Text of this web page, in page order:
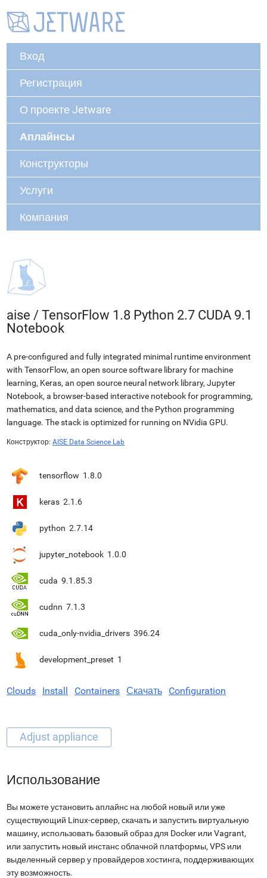
Вход
Регистрация
О проекте Jetware
Аплайнсы
Конструкторы
Услуги
Компания
aise / TensorFlow 1.8 Python 2.7 CUDA 9.1
Notebook
A pre-configured and fully integrated minimal runtime environment
with TensorFlow, an open source software library for machine
learning, Keras, an open source neural network library, Jupyter
Notebook, a browser-based interactive notebook for programming,
mathematics, and data science, and the Python programming
language. The stack is optimized for running on NVidia GPU.
Конструктор: AISE Data Science Lab
tensorflow 1.8.0
keras 2.1.6
python 2.7.14
jupyter_notebook 1.0.0
cuda 9.1.85.3
cudnn 7.1.3
cuda_only-nvidia_drivers 396.24
development_preset 1
Clouds Install Containers Скачать Configuration
Использование
Вы можете установить аплайнс на любой новый или уже
существующий Linux-сервер, скачать и запустить виртуальную
машину, использовать базовый образ для Docker или Vagrant,
или запустить новый инстанс облачной платформы, VPS или
выделенный сервер у провайдеров хостинга, поддерживающих
эту возможность.